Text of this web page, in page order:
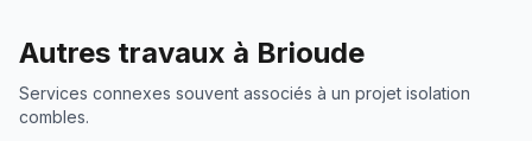
Autres travaux à Brioude
Services connexes souvent associés à un projet isolation
combles.